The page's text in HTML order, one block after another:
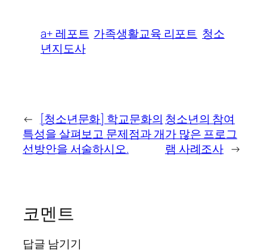
a+ 레포트 가족생활교육 리포트 청소
년지도사
← [청소년문화] 학교문화의
특성을 살펴보고 문제점과 개
선방안을 서술하시오.
청소년의 참여
가 많은 프로그
램 사례조사 →
코멘트
답글 남기기